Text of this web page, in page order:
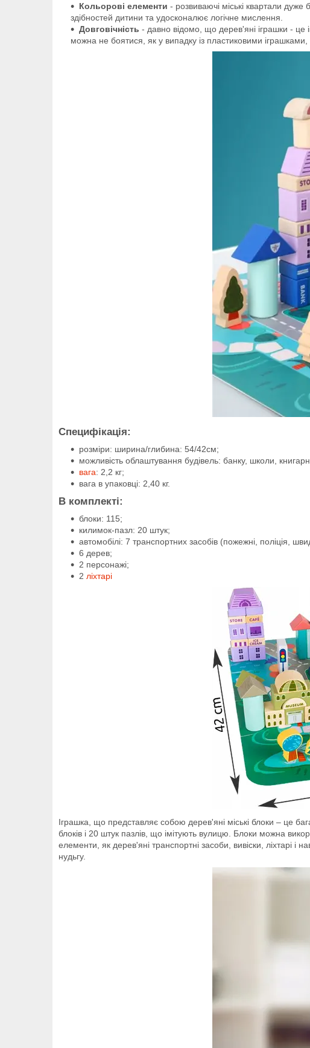
Кольорові елементи - розвиваючі міські квартали
здібностей дитини та удосконалює логічне мислення.
Довговічність - давно відомо, що дерев'яні іграшки - це
можна не боятися, як у випадку із пластиковими
Специфікація:
розміри: ширина/глибина: 54/42см;
можливість облаштування будівель: банку, школи,
вага: 2,2 кг;
вага в упаковці: 2,40 кг.
В комплекті:
блоки: 115;
килимок-пазл: 20 штук;
автомобілі: 7 транспортних засобів (пожежні, поліція,
6 дерев;
2 персонажі;
2 ліхтарі
Іграшка, що представляє собою дерев'яні міські блоки – це
блоків і 20 штук пазлів, що імітують вулицю. Блоки можна
елементи, як дерев'яні транспортні засоби, вивіски, ліхтарі
нудьгу.